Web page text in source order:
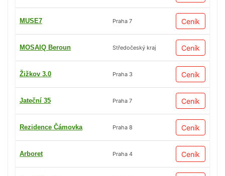
MUSE7 Praha 7 Ceník
MOSAIQ Beroun Středočeský kraj Ceník
Žižkov 3.0 Praha 3 Ceník
Jateční 35 Praha 7 Ceník
Rezidence Čámovka Praha 8 Ceník
Arboret Praha 4 Ceník